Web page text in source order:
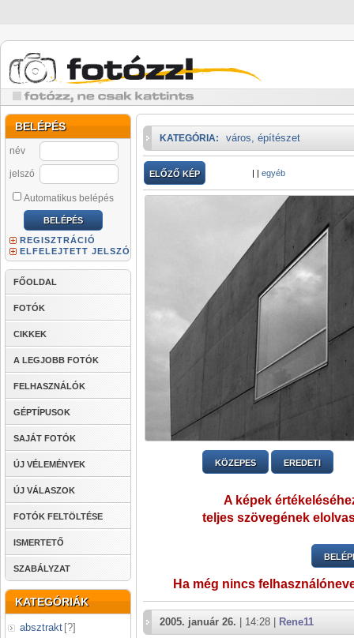
BELÉPÉS
név
jelszó
Automatikus belépés
REGISZTRÁCIÓ
ELFELEJTETT JELSZÓ
FŐOLDAL
FOTÓK
CIKKEK
A LEGJOBB FOTÓK
FELHASZNÁLÓK
GÉPTÍPUSOK
SAJÁT FOTÓK
ÚJ VÉLEMÉNYEK
ÚJ VÁLASZOK
FOTÓK FELTÖLTÉSE
ISMERTETŐ
SZABÁLYZAT
KATEGÓRIÁK
absztrakt [?]
KATEGÓRIA: város, építészet
ELŐZŐ KÉP | | egyéb
KÖZEPES EREDETI
A képek
teljes szövegének
Ha még nincs
2005. január 26. | 14:28 | Rene11